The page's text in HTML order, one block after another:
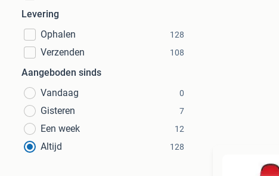
Levering
Ophalen
128
Verzenden 108
Aangeboden sinds
Vandaag
0
Gisteren 7
Een week 12
Altijd 128